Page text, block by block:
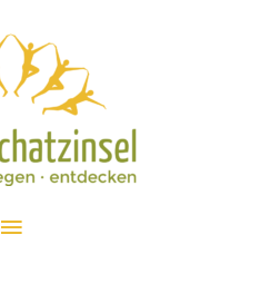
Hauptmenü